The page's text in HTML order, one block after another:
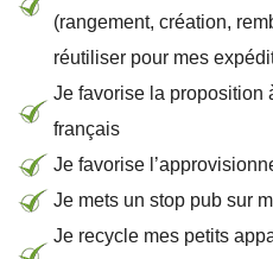
(rangement, création,
réutiliser pour mes
Je favorise la proposition
français
Je favorise
Je mets un stop pub sur
Je recycle mes petits